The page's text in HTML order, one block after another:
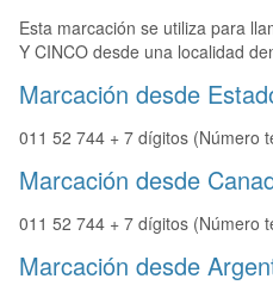
Esta marcación se utiliza para
Y CINCO desde una localidad
Marcación desde
011 52 744 + 7 dígitos (Número
Marcación desde
011 52 744 + 7 dígitos (Número
Marcación desde